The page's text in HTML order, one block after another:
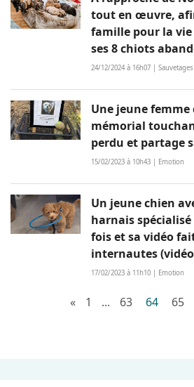
tout en œuvre,
famille pour la
ses 8 chiots
24/12/2024 à 16h07 | Sauvetages
Une jeune femme
mémorial
perdu et partage
15/02/2023 à 10h43 | Emotion
Un jeune chien
harnais
fois et sa vidéo
internautes
17/02/2023 à 11h10 | Emotion
« 1 ... 63 64 65